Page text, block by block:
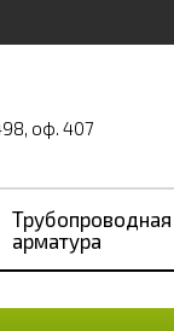
оф. 407
Трубопроводная
арматура